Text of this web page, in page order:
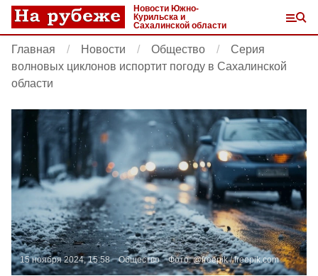
Новости Южно-
Курильска и
Сахалинской области
Главная Новости Общество
Серия
волновых циклонов испортит погоду в Сахалинской
области
15 ноября 2024, 15:58 Общество Фото:@freepik /freepik.com